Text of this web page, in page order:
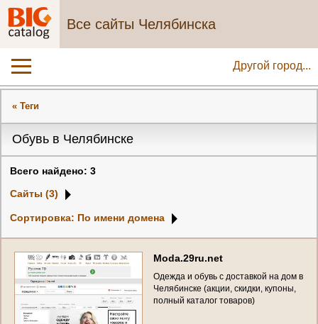
Все сайты Челябинска
Другой город...
« Теги
Обувь в Челябинске
Всего найдено: 3
Сайты (3)
Сортировка: По имени домена
Moda.29ru.net
Одежда и обувь с доставкой на дом в
Челябинске (акции скидки купоны
полный каталог товаров)